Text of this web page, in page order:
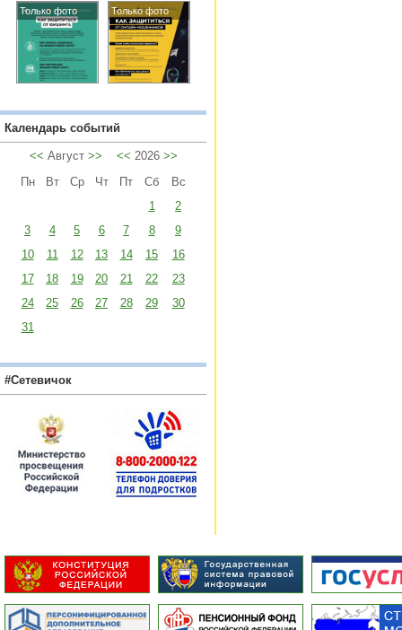
Только фото Только фото
Календарь событий
<< Август >> << 2026 >>
Пн
Вт Ср Чт Пт Сб
Вс
1
2
3
4 5 6 7 8
9
10
11 12 13 14 15
16
17
18 19 20 21 22
23
24
25 26 27 28 29
30
31
#Сетевичок